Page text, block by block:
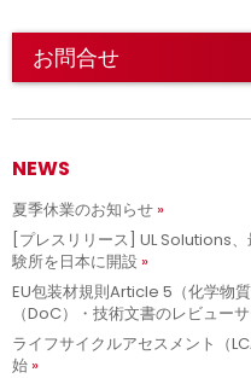
お問合せ
NEWS
夏季休業のお知らせ
[プレスリリース] UL Solutions
験所を日本に開設
EU包装材規則Article 5（化学物
（DoC）・技術文書のレビュー
ライフサイクルアセスメント（
始